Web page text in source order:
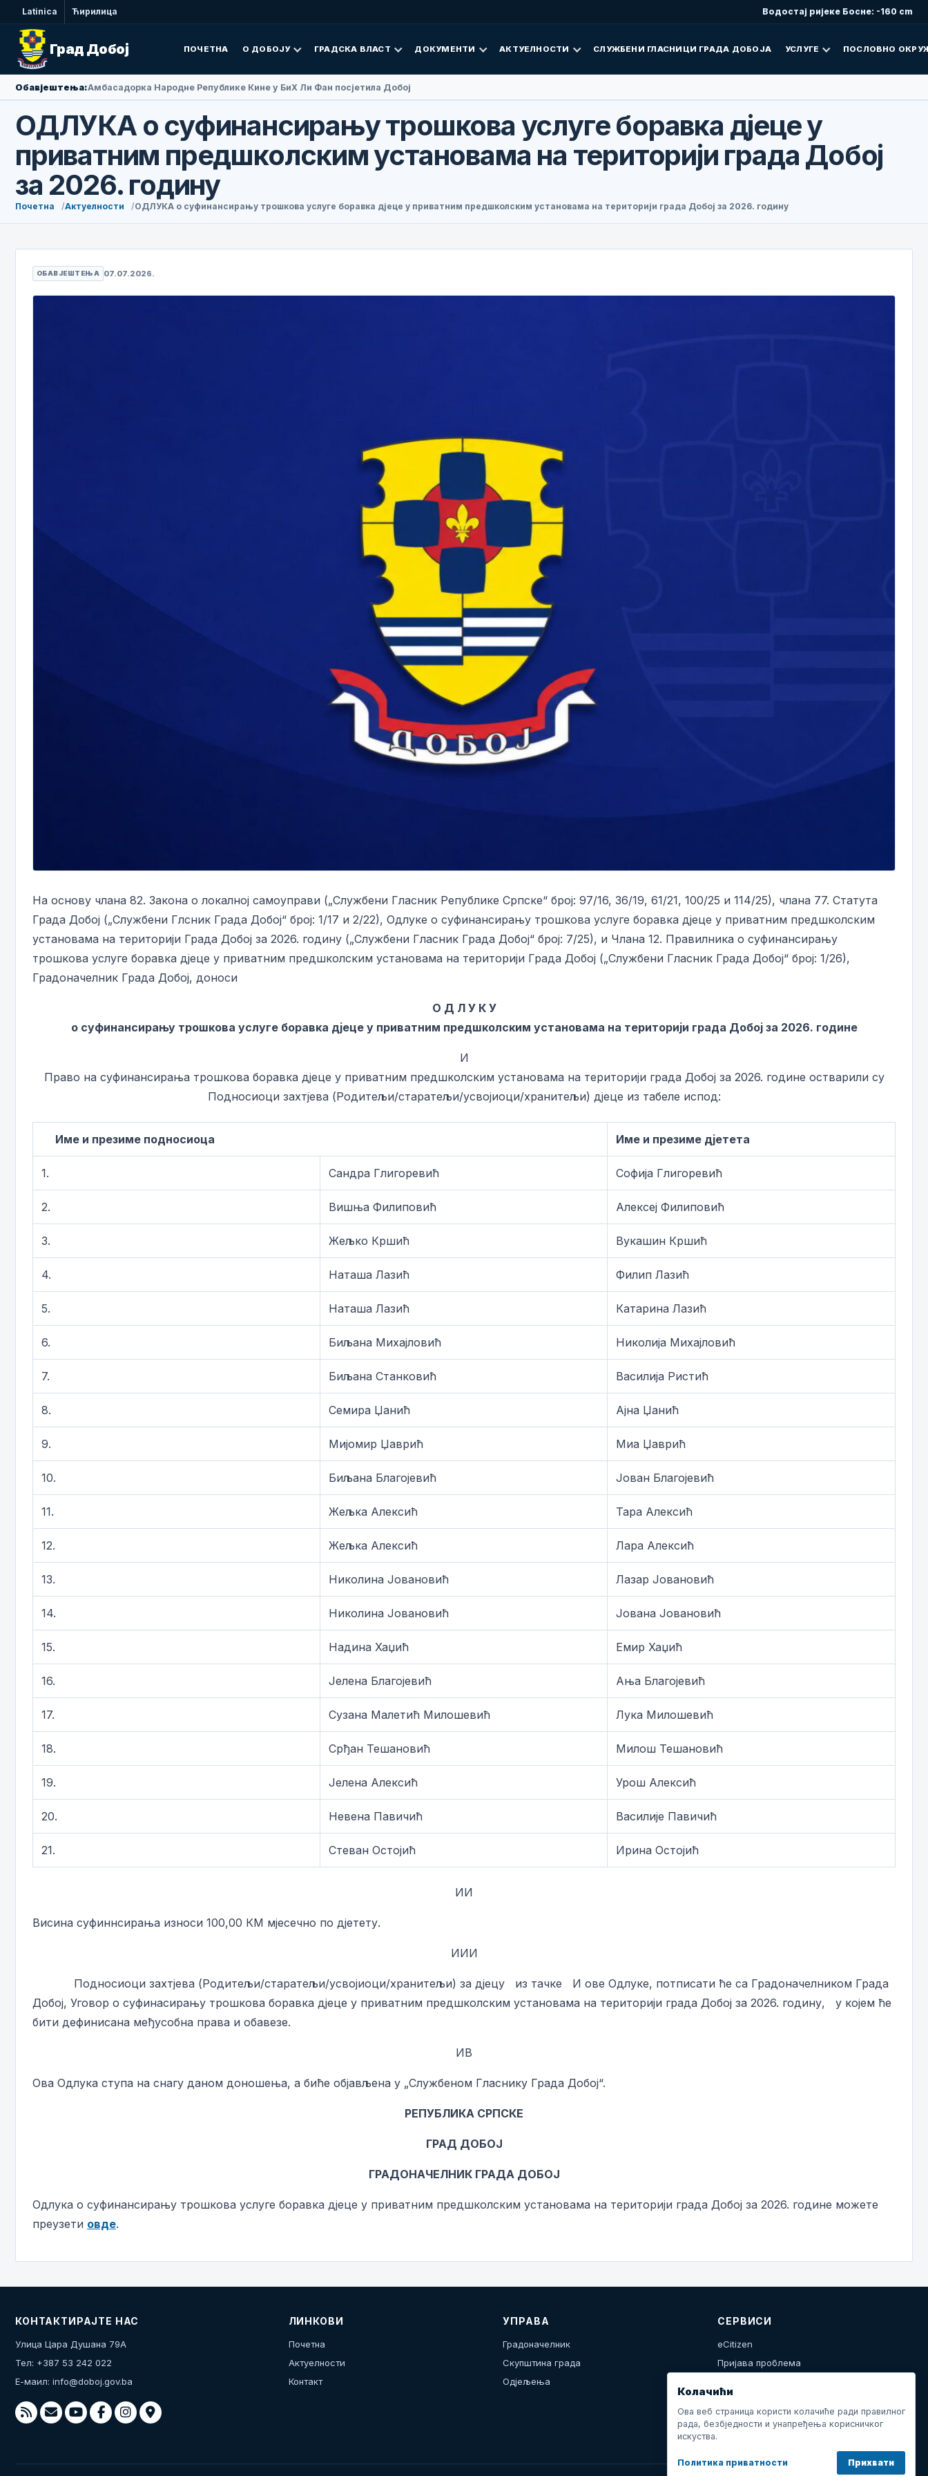
Latinica Ћирилица Водостај ријеке Босне: -160 cm
Град Добој ПОЧЕТНА О ДОБОЈУ ГРАДСКА ВЛАСТ ДОКУМЕНТИ АКТУЕЛНОСТИ СЛУЖБЕНИ ГЛАСНИЦИ ГРАДА ДОБОЈА УСЛУГЕ ПОСЛОВНО
Обавјештења:Амбасадорка Народне Републике Кине у БиХ Ли Фан посјетила Добој
ОДЛУКА о суфинансирању трошкова услуге боравка дјеце у
приватним предшколским установама на територији града Добој
за 2026. годину
Почетна Актуелности ОДЛУКА о суфинансирању трошкова услуге боравка дјеце у приватним предшколским установама на територији града Добој за 2026. годину
ОБАВЈЕШТЕЊА 07.07.2026.
На основу члана 82. Закона о локалној самоуправи („Службени Гласник Републике Српске“ број: 97/16, 36/19, 61/21, 100/25 и 114/25), члана 77. Статута
Града Добој („Службени Глсник Града Добој“ број: 1/17 и 2/22), Одлуке о суфинансирању трошкова услуге боравка дјеце у приватним предшколским
установама на територији Града Добој за 2026. годину („Службени Гласник Града Добој“ број: 7/25), и Члана 12. Правилника о суфинансирању
трошкова услуге боравка дјеце у приватним предшколским установама на територији Града Добој („Службени Гласник Града Добој“ број: 1/26),
Градоначелник Града Добој, доноси
О Д Л У К У
о суфинансирању трошкова услуге боравка дјеце у приватним предшколским установама на територији града Добој за 2026. године
И
Право на суфинансирања трошкова боравка дјеце у приватним предшколским установама на територији града Добој за 2026. године остварили су
Подносиоци захтјева (Родитељи/старатељи/усвојиоци/хранитељи) дјеце из табеле испод:
Име и презиме подносиоца Име и презиме дјетета
1. Сандра Глигоревић Софија Глигоревић
2. Вишња Филиповић Алексеј Филиповић
3. Жељко Кршић Вукашин Кршић
4. Наташа Лазић Филип Лазић
5. Наташа Лазић Катарина Лазић
6. Биљана Михајловић Николија Михајловић
7. Биљана Станковић Василија Ристић
8. Семира Џанић Ајна Џанић
9. Мијомир Џаврић Миа Џаврић
10. Биљана Благојевић Јован Благојевић
11. Жељка Алексић Тара Алексић
12. Жељка Алексић Лара Алексић
13. Николина Јовановић Лазар Јовановић
14. Николина Јовановић Јована Јовановић
15. Надина Хаџић Емир Хаџић
16. Јелена Благојевић Ања Благојевић
17. Сузана Малетић Милошевић Лука Милошевић
18. Срђан Тешановић Милош Тешановић
19. Јелена Алексић Урош Алексић
20. Невена Павичић Василије Павичић
21. Стеван Остојић Ирина Остојић
ИИ
Висина суфиннсирања износи 100,00 КМ мјесечно по дјетету.
ИИИ
Подносиоци захтјева (Родитељи/старатељи/усвојиоци/хранитељи) за дјецу из тачке И ове Одлуке, потписати ће са Градоначелником Града
Добој, Уговор о суфинасирању трошкова боравка дјеце у приватним предшколским установама на територији града Добој за 2026. годину, у којем ће
бити дефинисана међусобна права и обавезе.
ИВ
Ова Одлука ступа на снагу даном доношења, а биће објављена у „Службеном Гласнику Града Добој“.
РЕПУБЛИКА СРПСКЕ
ГРАД ДОБОЈ
ГРАДОНАЧЕЛНИК ГРАДА ДОБОЈ
Одлука о суфинансирању трошкова услуге боравка дјеце у приватним предшколским установама на територији града Добој за 2026. године можете
преузети овде.
КОНТАКТИРАЈТЕ НАС
Улица Цара Душана 79А
Тел: +387 53 242 022
Е-маил: info@doboj.gov.ba
ЛИНКОВИ
Почетна
Актуелности
Контакт
УПРАВА
Градоначелник
Скупштина града
Одјељења
СЕРВИСИ
eCitizen
Пријава проблема
Колачићи
Ова веб страница користи колачиће ради правилног
рада, безбједности и унапређења корисничког
искуства.
Политика приватности Прихвати